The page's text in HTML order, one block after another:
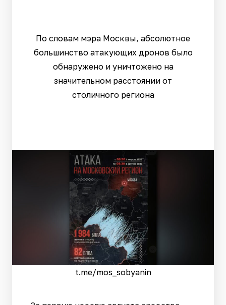
По словам мэра Москвы, абсолютное
большинство атакующих дронов было
обнаружено и уничтожено на
значительном расстоянии от
столичного региона
t.me/mos_sobyanin